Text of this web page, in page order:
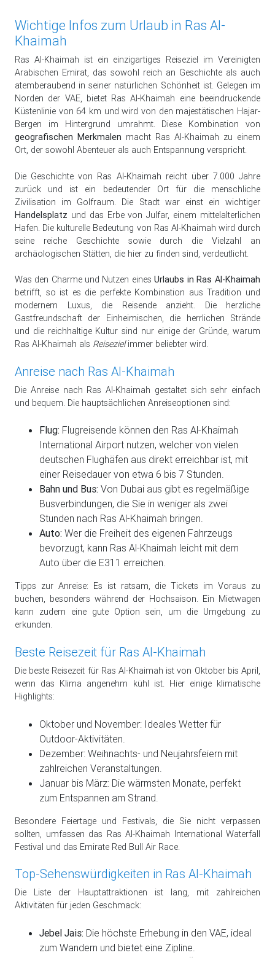
Wichtige Infos zum Urlaub in Ras Al-
Khaimah
Ras Al-Khaimah ist ein einzigartiges Reiseziel im Vereinigten
Arabischen Emirat, das sowohl reich an Geschichte als auch
atemberaubend in seiner natürlichen Schönheit ist. Gelegen im
Norden der VAE, bietet Ras Al-Khaimah eine beeindruckende
Küstenlinie von 64 km und wird von den majestätischen Hajar-
Bergen im Hintergrund umrahmt. Diese Kombination von
geografischen Merkmalen macht Ras Al-Khaimah zu einem
Ort, der sowohl Abenteuer als auch Entspannung verspricht.
Die Geschichte von Ras Al-Khaimah reicht über 7.000 Jahre
zurück und ist ein bedeutender Ort für die menschliche
Zivilisation im Golfraum. Die Stadt war einst ein wichtiger
Handelsplatz und das Erbe von Julfar, einem mittelalterlichen
Hafen. Die kulturelle Bedeutung von Ras Al-Khaimah wird durch
seine reiche Geschichte sowie durch die Vielzahl an
archäologischen Stätten, die hier zu finden sind, verdeutlicht.
Was den Charme und Nutzen eines Urlaubs in Ras Al-Khaimah
betrifft, so ist es die perfekte Kombination aus Tradition und
modernem Luxus, die Reisende anzieht. Die herzliche
Gastfreundschaft der Einheimischen, die herrlichen Strände
und die reichhaltige Kultur sind nur einige der Gründe, warum
Ras Al-Khaimah als Reisezielimmer beliebter wird.
Anreise nach Ras Al-Khaimah
Die Anreise nach Ras Al-Khaimah gestaltet sich sehr einfach
und bequem. Die hauptsächlichen Anreiseoptionen sind:
Flug: Flugreisende können den Ras Al-Khaimah
International Airport nutzen, welcher von vielen
deutschen Flughäfen aus direkt erreichbar ist, mit
einer Reisedauer von etwa 6 bis 7 Stunden.
Bahn und Bus: Von Dubai aus gibt es regelmäßige
Busverbindungen, die Sie in weniger als zwei
Stunden nach Ras Al-Khaimah bringen.
Auto: Wer die Freiheit des eigenen Fahrzeugs
bevorzugt, kann Ras Al-Khaimah leicht mit dem
Auto über die E311 erreichen.
Tipps zur Anreise: Es ist ratsam, die Tickets im Voraus zu
buchen, besonders während der Hochsaison. Ein Mietwagen
kann zudem eine gute Option sein, um die Umgebung zu
erkunden.
Beste Reisezeit für Ras Al-Khaimah
Die beste Reisezeit für Ras Al-Khaimah ist von Oktober bis April,
wenn das Klima angenehm kühl ist. Hier einige klimatische
Highlights:
Oktober und November: Ideales Wetter für
Outdoor-Aktivitäten.
Dezember: Weihnachts- und Neujahrsfeiern mit
zahlreichen Veranstaltungen.
Januar bis März: Die wärmsten Monate, perfekt
zum Entspannen am Strand.
Besondere Feiertage und Festivals, die Sie nicht verpassen
sollten, umfassen das Ras Al-Khaimah International Waterfall
Festival und das Emirate Red Bull Air Race.
Top-Sehenswürdigkeiten in Ras Al-Khaimah
Die Liste der Hauptattraktionen ist lang, mit zahlreichen
Aktivitäten für jeden Geschmack:
Jebel Jais: Die höchste Erhebung in den VAE, ideal
zum Wandern und bietet eine Zipline.